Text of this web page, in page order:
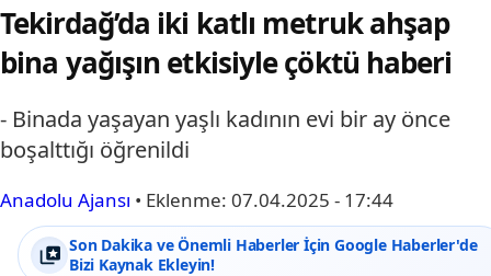
Tekirdağ’da iki katlı metruk ahşap
bina yağışın etkisiyle çöktü haberi
- Binada yaşayan yaşlı kadının evi bir ay önce
boşalttığı öğrenildi
Anadolu Ajansı • Eklenme: 07.04.2025 - 17:44
Son Dakika ve Önemli Haberler İçin Google Haberler'de
Bizi Kaynak Ekleyin!